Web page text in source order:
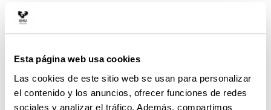
Esta página web usa cookies
Las cookies de este sitio web se usan para personalizar
el contenido y los anuncios, ofrecer funciones de redes
sociales y analizar el tráfico. Además, compartimos
En el ámbito de latransferencia de conocimiento
e interacción con el entorno empresarial y social
la UPV/EHU ha fortalecido su liderazgo, destacando